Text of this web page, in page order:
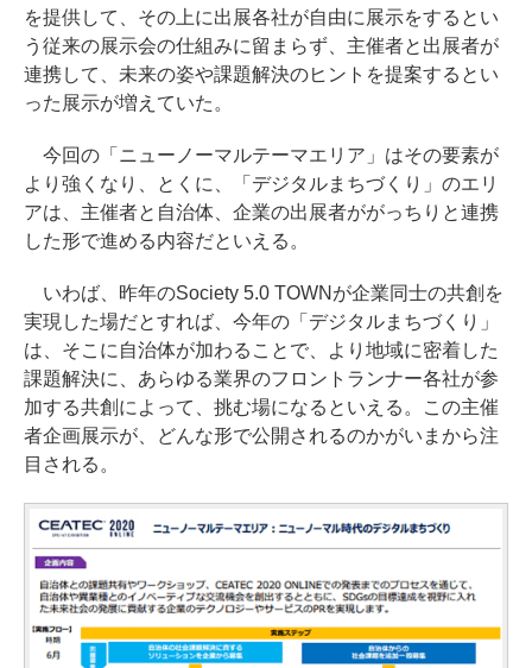
を提供して、その上に出展各社が自由に展示をするとい
う従来の展示会の仕組みに留まらず、主催者と出展者が
連携して、未来の姿や課題解決のヒントを提案するとい
った展示が増えていた。
今回の「ニューノーマルテーマエリア」はその要素が
より強くなり、とくに、「デジタルまちづくり」のエリ
アは、主催者と自治体、企業の出展者ががっちりと連携
した形で進める内容だといえる。
いわば、昨年のSociety 5.0 TOWNが企業同士の共創を
実現した場だとすれば、今年の「デジタルまちづくり」
は、そこに自治体が加わることで、より地域に密着した
課題解決に、あらゆる業界のフロントランナー各社が参
加する共創によって、挑む場になるといえる。この主催
者企画展示が、どんな形で公開されるのかがいまから注
目される。